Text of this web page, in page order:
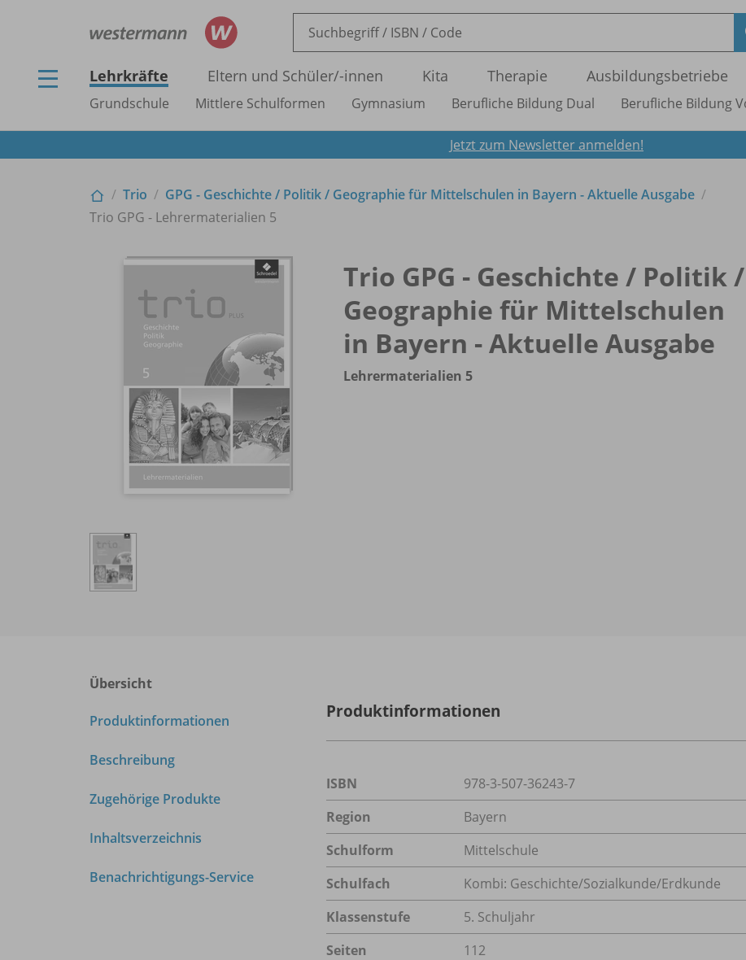
Lehrkräfte Eltern und Schüler/-innen Kita Therapie Ausbildungsbetriebe
Grundschule Mittlere Schulformen Gymnasium Berufliche Bildung Dual Berufliche Bildung
Jetzt zum Newsletter anmelden!
Trio GPG - Geschichte / Politik / Geographie für Mittelschulen in Bayern - Aktuelle Ausgabe
Trio GPG - Lehrermaterialien 5
Trio GPG - Geschichte / Politik /
Geographie für Mittelschulen
in Bayern - Aktuelle Ausgabe
Lehrermaterialien 5
Übersicht
Produktinformationen
Beschreibung
Zugehörige Produkte
Inhaltsverzeichnis
Benachrichtigungs-Service
Produktinformationen
ISBN
978-3-507-36243-7
Region
Bayern
Schulform
Mittelschule
Schulfach
Kombi: Geschichte/Sozialkunde/Erdkunde
Klassenstufe
5. Schuljahr
Seiten
112